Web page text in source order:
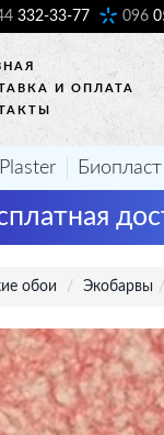
332-33-77 096
И ОПЛАТА
Биопласт
обои Экобарвы